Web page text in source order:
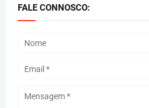
FALE CONNOSCO: